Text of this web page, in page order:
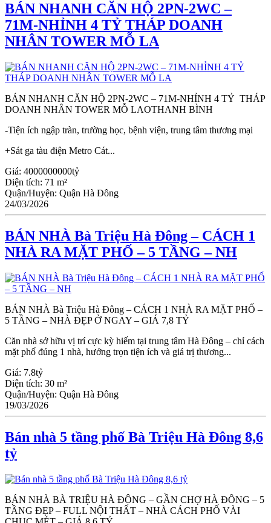
BÁN NHANH CĂN HỘ 2PN-2WC –
71M-NHỈNH 4 TỶ THÁP DOANH
NHÂN TOWER MỖ LA
BÁN NHANH CĂN HỘ 2PN-2WC – 71M-NHỈNH 4 TỶ THÁP
DOANH NHÂN TOWER MỖ LAOTHANH BÌNH
-Tiện ích ngập tràn, trường học, bệnh viện, trung tâm thương mại
+Sát ga tàu điện Metro Cát...
Giá: 4000000000tỷ
Diện tích: 71 m²
Quận/Huyện: Quận Hà Đông
24/03/2026
BÁN NHÀ Bà Triệu Hà Đông – CÁCH 1
NHÀ RA MẶT PHỐ – 5 TẦNG – NH
BÁN NHÀ Bà Triệu Hà Đông – CÁCH 1 NHÀ RA MẶT PHỐ –
5 TẦNG – NHÀ ĐẸP Ở NGAY – GIÁ 7,8 TỶ
Căn nhà sở hữu vị trí cực kỳ hiếm tại trung tâm Hà Đông – chỉ cách
mặt phố đúng 1 nhà, hưởng trọn tiện ích và giá trị thương...
Giá: 7.8tỷ
Diện tích: 30 m²
Quận/Huyện: Quận Hà Đông
19/03/2026
Bán nhà 5 tầng phố Bà Triệu Hà Đông 8,6
tỷ
BÁN NHÀ BÀ TRIỆU HÀ ĐÔNG – GẦN CHỢ HÀ ĐÔNG – 5
TẦNG ĐẸP – FULL NỘI THẤT – NHÀ CÁCH PHỐ VÀI